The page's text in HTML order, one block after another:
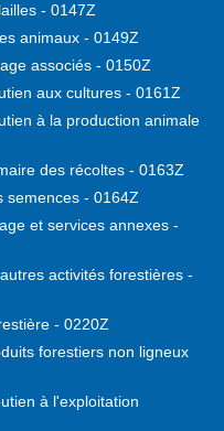
- 0147Z
animaux - 0149Z
associés - 0150Z
aux cultures - 0161Z
à la production animale
des récoltes - 0163Z
semences - 0164Z
et services annexes -
activités forestières -
- 0220Z
forestiers non ligneux
à l'exploitation